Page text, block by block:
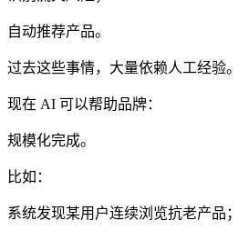
自动推荐产品。
过去这些事情，大量依赖人工经验。
现在 AI 可以帮助品牌：
规模化完成。
比如：
系统发现某用户连续浏览抗老产品；